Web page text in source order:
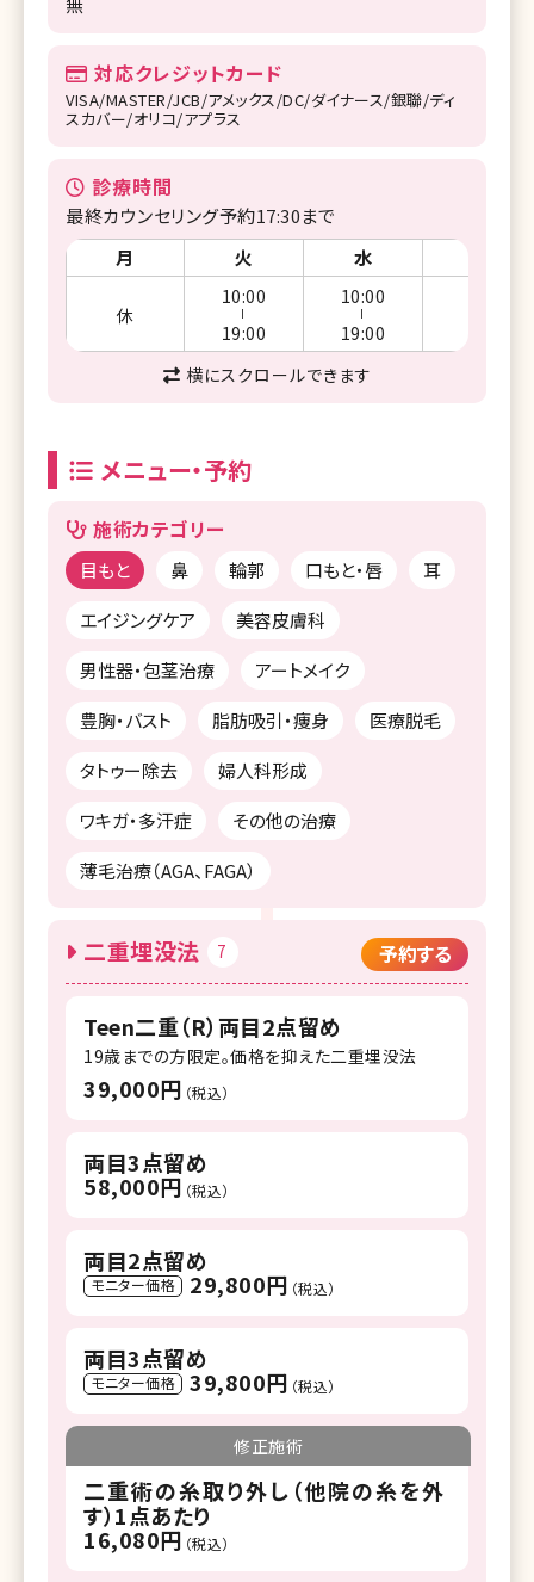
対応クレジットカード
VISA/MASTER/JCB/アメックス/DC/ダイナース/銀聯/ディ
スカバー/オリコ/アプラス
診療時間
最終カウンセリング予約17:30まで
月
火 水
休
10:00
19:00
10:00
19:00
横にスクロールできます
メニュー・予約
施術カテゴリー
目もと 鼻 輪郭 口もと・唇
耳
エイジングケア
美容皮膚科
男性器・包茎治療
アートメイク
豊胸・バスト
脂肪吸引・痩身
医療脱毛
タトゥー除去
婦人科形成
ワキガ・多汗症
その他の治療
薄毛治療（AGA、FAGA）
二重埋没法 7 予約する
Teen二重（R）両目2点留め
19歳までの方限定。価格を抑えた二重埋没法
39,000円 （税込）
両目3点留め
58,000円 （税込）
両目2点留め
モニター価格 29,800円 （税込）
両目3点留め
モニター価格 39,800円 （税込）
修正施術
二重術の糸取り外し（他院の糸を外
す）1点あたり
16,080円 （税込）